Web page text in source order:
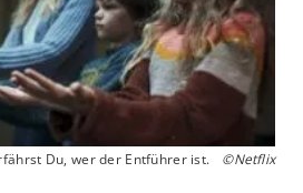
Du, wer der Entführer ist. ©Netflix